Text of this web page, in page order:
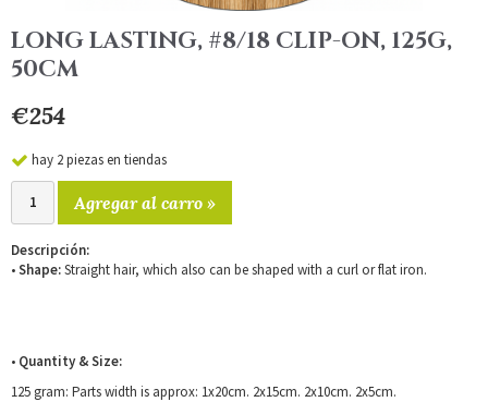
LONG LASTING, #8/18 CLIP-ON, 125G,
50CM
€254
hay 2 piezas en tiendas
Agregar al carro »
Descripción:
•Shape:Straight hair, which also can be shaped with a curl or flat iron.
• Quantity & Size:
125 gram: Parts width is approx: 1x20cm. 2x15cm. 2x10cm. 2x5cm.